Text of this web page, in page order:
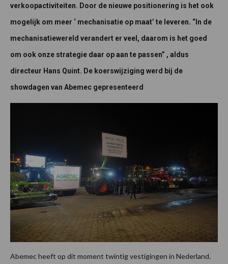
verkoopactiviteiten. Door de nieuwe positionering is het ook
mogelijk om meer ‘ mechanisatie op maat’ te leveren. “In de
mechanisatiewereld verandert er veel, daarom is het goed
om ook onze strategie daar op aan te passen” , aldus
directeur Hans Quint. De koerswijziging werd bij de
showdagen van Abemec gepresenteerd
Abemec heeft op dit moment twintig vestigingen in Nederland.